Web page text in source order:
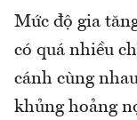
Mức độ gia
có quá nhiều
cánh cùng
khủng hoảng